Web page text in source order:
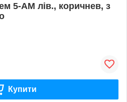
5-АМ лiв., коричнев, з
Купити